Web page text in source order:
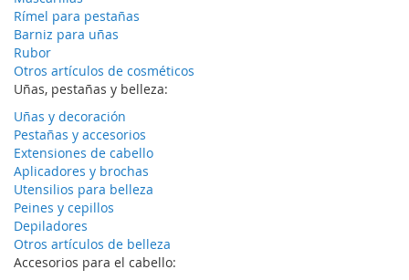
Rímel para pestañas
Barniz para uñas
Rubor
Otros artículos de cosméticos
Uñas, pestañas y belleza:
Uñas y decoración
Pestañas y accesorios
Extensiones de cabello
Aplicadores y brochas
Utensilios para belleza
Peines y cepillos
Depiladores
Otros artículos de belleza
Accesorios para el cabello: